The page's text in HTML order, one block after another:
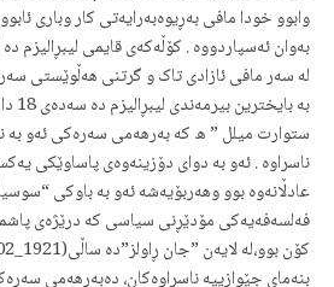
وابوو خودا مافی به‌ڕیوه‌به‌رایه‌تی کار وباری
بەوان ئەسپاردووە . کۆڵه‌که‌ی قایمی لیبڕالیزم
له‌ سه‌ر مافی ئازادی تاک و گرتنی هه‌ڵوێستی
به‌
ستوارت میلل ” ه که‌ به‌رهه‌می سه‌ره‌کی ئه‌و به‌
ناسراوە . ئه‌و به‌ دوای دۆزینه‌وه‌ی پاساوێکی
عادڵانه‌وه‌ بوو وهه‌ربۆیه‌شه‌ ئه‌و به‌ باوکی
فه‌لسه‌فه‌یه‌کی مۆدێڕنی سیاسی که‌ درێژه‌ی
بنه‌مای جێوازییه‌ ناسراوه‌کان، ده‌به‌رهه‌می